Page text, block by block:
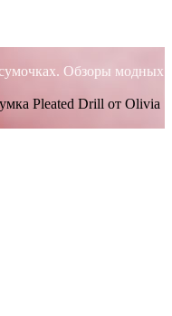
Обзоры модных
Pleated Drill от Olivia